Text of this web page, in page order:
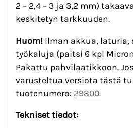
2 – 2,4 – 3 ja 3,2 mm)
keskitetyn tarkkuuden.
Huom! Ilman akkua, laturia,
työkaluja (paitsi 6 kpl
Pakattu pahvilaatikkoon.
varusteltua versiota tästä
tuotenumero: 29800.
Tekniset tiedot: